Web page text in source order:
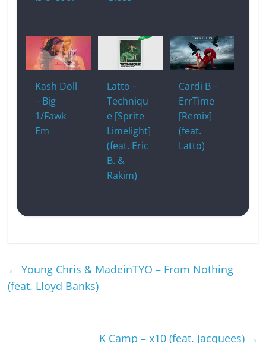
Kash Doll
– Big
1/Fawk
Em
Latto –
Techniqu
e [Sprite
Limelight]
(feat. Eric
B. &
Rakim)
Cardi B –
ErrTime
[Remix]
(feat.
Latto)
← Young Chris & MadeinTYO – From Nothing
(feat. Lloyd Banks)
K Camp – x10 (feat. Jacquees) →